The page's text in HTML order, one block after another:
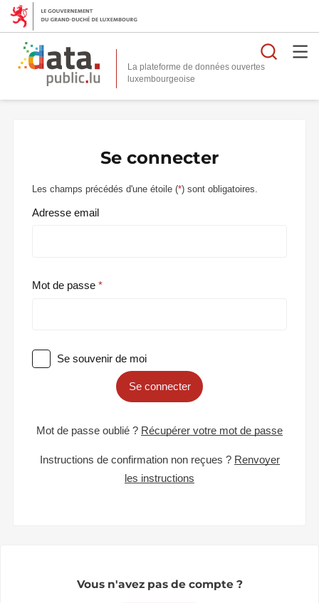
La plateforme de données ouvertes
Se connecter
Les champs précédés d'une étoile (*) sont obligatoires.
Adresse email
Mot de passe
Se souvenir de moi
Se connecter
Mot de passe oublié ? Récupérer votre mot de passe
Instructions de confirmation non reçues ? Renvoyer
les instructions
Vous n'avez pas de compte ?